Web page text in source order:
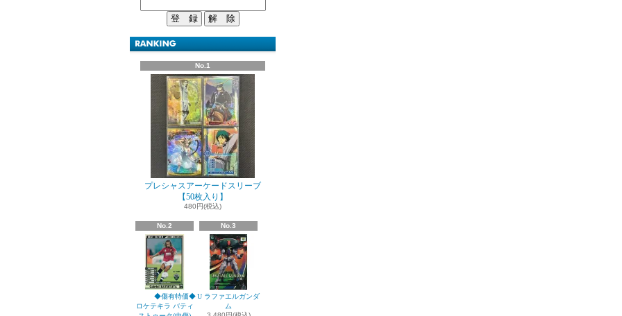
No.1
プレシャスアーケードスリーブ
【50枚入り】
480円(税込)
No.2
◆傷有特価◆
ロケテキラ バティ
No.3
U ラファエルガンダ
ム